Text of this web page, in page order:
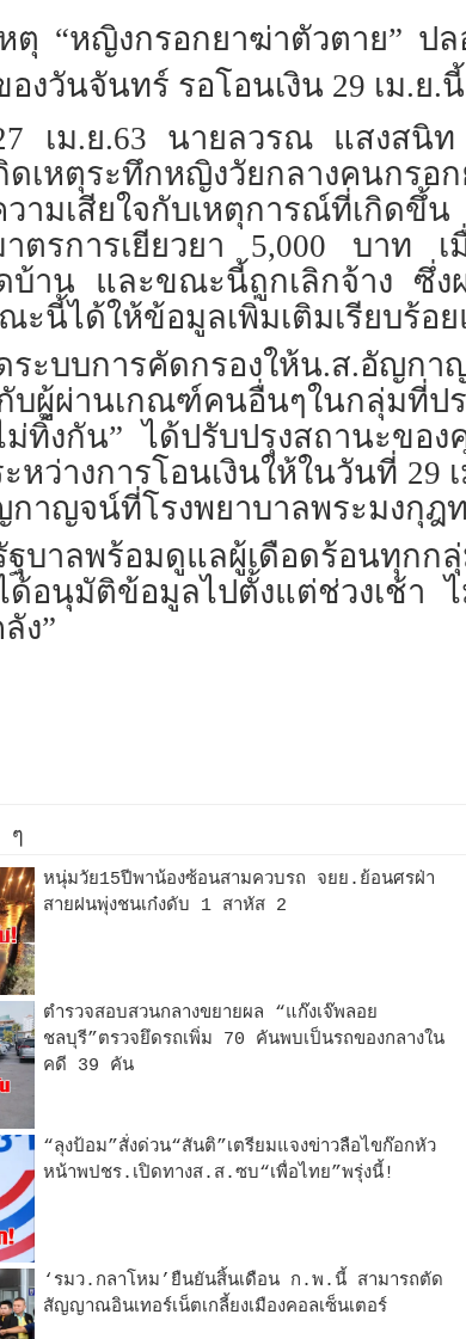
หตุ “หญิงกรอกยาฆ่าตัวตาย”
งวันจันทร์ รอโอนเงิน 29 เม.ย.นี้
เม.ย.63 นายลวรณ แสงสนิท
ดเหตุระทึกหญิงวัยกลางคนกร
ามเสียใจกับเหตุการณ์ที่เกิด
าตรการเยียวยา 5,000 บาท
บ้าน และขณะนี้ถูกเลิกจ้าง ซึ่ง
ะนี้ได้ให้ข้อมูลเพิ่มเติมเรียบร้อ
ะบบการคัดกรองให้น.ส.อัญกา
บผู้ผ่านเกณฑ์คนอื่นๆในกลุ่มที่
ม่ทิ้งกัน” ได้ปรับปรุงสถานะข
ะหว่างการโอนเงินให้ในวันที่
กาญจน์ที่โรงพยาบาลพระมงกุ
ฐบาลพร้อมดูแลผู้เดือดร้อนทุกก
อนุมัติข้อมูลไปตั้งแต่ช่วงเช้า
ง”
ๆ
หนุ่มวัย15ปีพาน้องซ้อนสามควบรถ จยย.ย้อนศรฝ่า
สายฝนพุ่งชนเก๋งดับ 1 สาหัส 2
ตำรวจสอบสวนกลางขยายผล “แก๊งเจ๊พลอย
ชลบุรี”ตรวจยึดรถเพิ่ม 70 คันพบเป็นรถของกลางใน
คดี 39 คัน
“ลุงป้อม”สั่งด่วน“สันติ”เตรียมแจงข่าวลือไขก๊อกหัว
หน้าพปชร.เปิดทางส.ส.ซบ“เพื่อไทย”พรุ่งนี้!
‘รมว.กลาโหม’ยืนยันสิ้นเดือน ก.พ.นี้ สามารถตัด
สัญญาณอินเทอร์เน็ตเกลี้ยงเมืองคอลเซ็นเตอร์